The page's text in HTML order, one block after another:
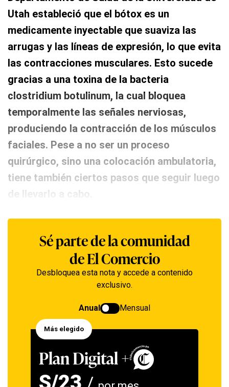
Utah estableció que el bótox es un
medicamente inyectable que suaviza las
arrugas y las líneas de expresión, lo que evita
las contracciones musculares. Esto sucede
gracias a una toxina de la bacteria
clostridium botulinum, la cual bloquea
temporalmente las señales nerviosas,
produciendo la contracción de los músculos
faciales. Pese a no ser un proceso
quirúrgico, sino una colocación ambulatoria,
tiene también ciertos pasos que seguir luego
de llevarlo a cabo.